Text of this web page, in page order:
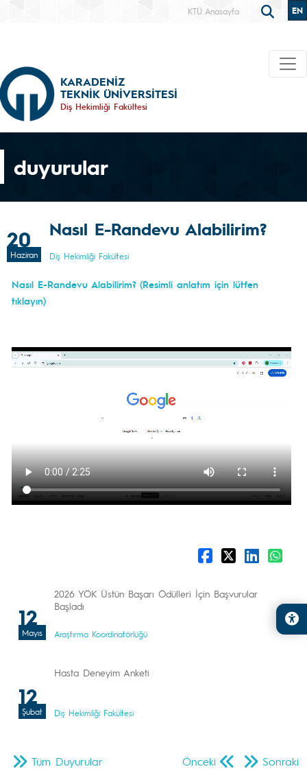
KTÜ Anasayfa EN
KARADENİZ
TEKNİK ÜNİVERSİTESİ
Diş Hekimliği Fakültesi
duyurular
20
Haziran
Nasıl E-Randevu Alabilirim?
Diş Hekimliği Fakültesi
Nasıl E-Randevu Alabilirim? (Resimli anlatım için lütfen
tıklayın)
12
Mayıs
2026 YÖK Üstün Başarı Ödülleri İçin Başvurular
Başladı
Araştırma Koordinatörlüğü
12
Şubat
Hasta Deneyim Anketi
Diş Hekimliği Fakültesi
Önceki Sonraki
Tüm Duyurular